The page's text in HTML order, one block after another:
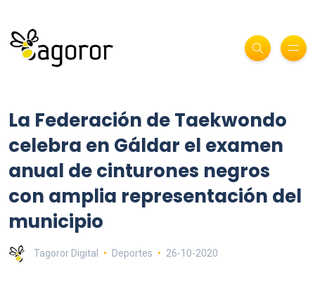
La Federación de Taekwondo
celebra en Gáldar el examen
anual de cinturones negros
con amplia representación del
municipio
Tagoror Digital Deportes 26-10-2020